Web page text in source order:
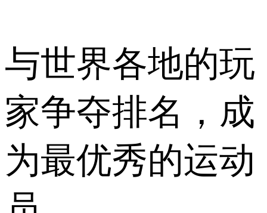
与世界各地的玩
家争夺排名，成
为最优秀的运动